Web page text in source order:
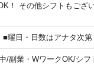
！ その他シフトもござ
日・日数はアナタ次第
/副業・WワークOK/シフ